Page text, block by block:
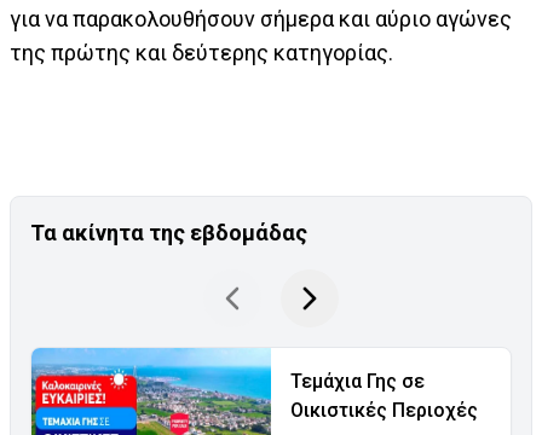
για να παρακολουθήσουν σήμερα και αύριο αγώνες
της πρώτης και δεύτερης κατηγορίας.
Τα ακίνητα της εβδομάδας
Τεμάχια Γης σε
Οικιστικές Περιοχές